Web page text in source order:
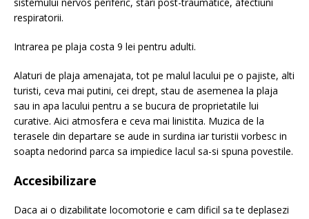
respiratorii.
Intrarea pe plaja costa 9 lei pentru adulti.
Alaturi de plaja amenajata, tot pe malul lacului pe o pajiste, alti
turisti, ceva mai putini, cei drept, stau de asemenea la plaja
sau in apa lacului pentru a se bucura de proprietatile lui
curative. Aici atmosfera e ceva mai linistita. Muzica de la
terasele din departare se aude in surdina iar turistii vorbesc in
soapta nedorind parca sa impiedice lacul sa-si spuna povestile.
Accesibilizare
Daca ai o dizabilitate locomotorie e cam dificil sa te deplasezi